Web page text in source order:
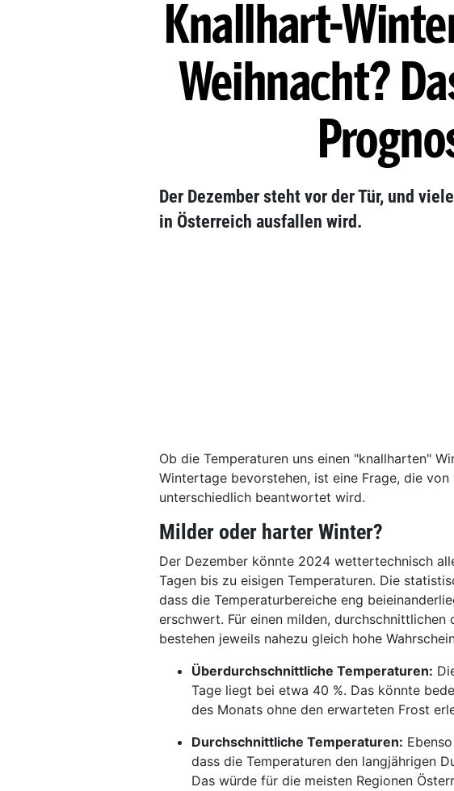
Knallhart-
Weihnacht?
Der Dezember steht vor der Tür, und
in Österreich ausfallen wird.
Ob die Temperaturen uns einen "knallharten"
Wintertage bevorstehen, ist eine Frage, die
unterschiedlich beantwortet wird.
Milder oder harter Winter?
Der Dezember könnte 2024 wettertechnisch
Tagen bis zu eisigen Temperaturen. Die
dass die Temperaturbereiche eng
erschwert. Für einen milden,
bestehen jeweils nahezu gleich hohe
Überdurchschnittliche Temperaturen:
Tage liegt bei etwa 40 %. Das könnte
des Monats ohne den erwarteten Frost
Durchschnittliche Temperaturen:
dass die Temperaturen den langjährigen
Das würde für die meisten Regionen